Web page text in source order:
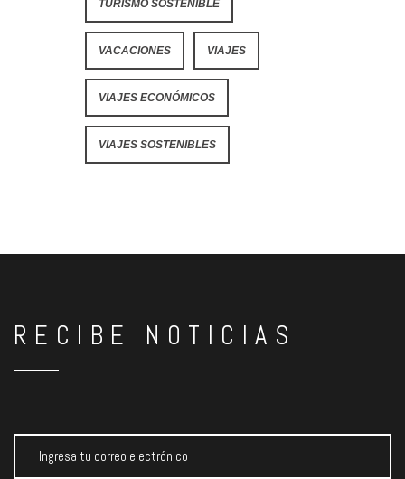
TURISMO SOSTENIBLE
VACACIONES VIAJES
VIAJES ECONÓMICOS
VIAJES SOSTENIBLES
RECIBE NOTICIAS